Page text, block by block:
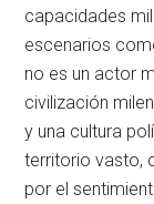
capacidades
escenarios
no es un actor
civilización
y una cultura
territorio vasto,
por el